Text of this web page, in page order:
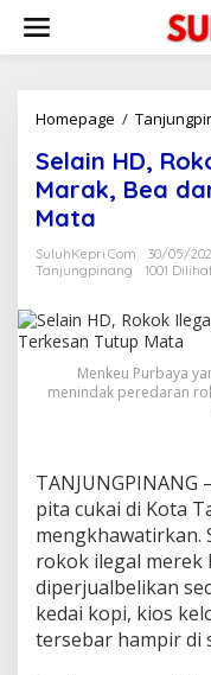
w
Homepage /
Selain HD,
Marak, Bea
Mata
SuluhKepri.com
30/05/
Tanjungpinang
1001 Dilihat
Menkeu Purbaya
menindak peredaran
pita cukai di Kota
mengkhawatirkan.
rokok ilegal merek
diperjualbelikan
kedai kopi, kios
tersebar hampir di